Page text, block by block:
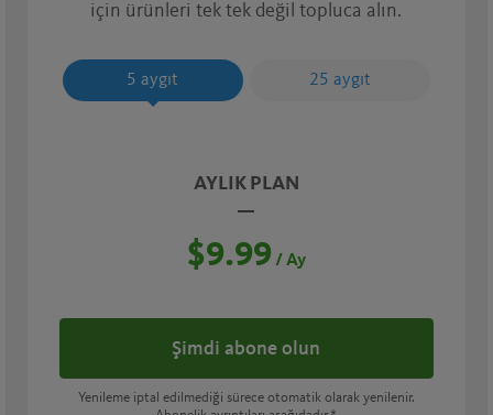
için ürünleri tek tek değil topluca alın.
5 aygıt 25 aygıt
AYLIK PLAN
$9.99 / Ay
Şimdi abone olun
Yenileme iptal edilmediği sürece otomatik olarak yenilenir.